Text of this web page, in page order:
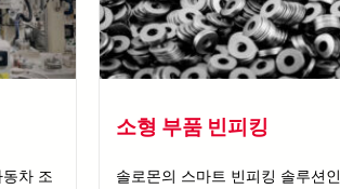
차 조
소형 부품 빈피킹
솔로몬의 스마트 빈피킹 솔루션인